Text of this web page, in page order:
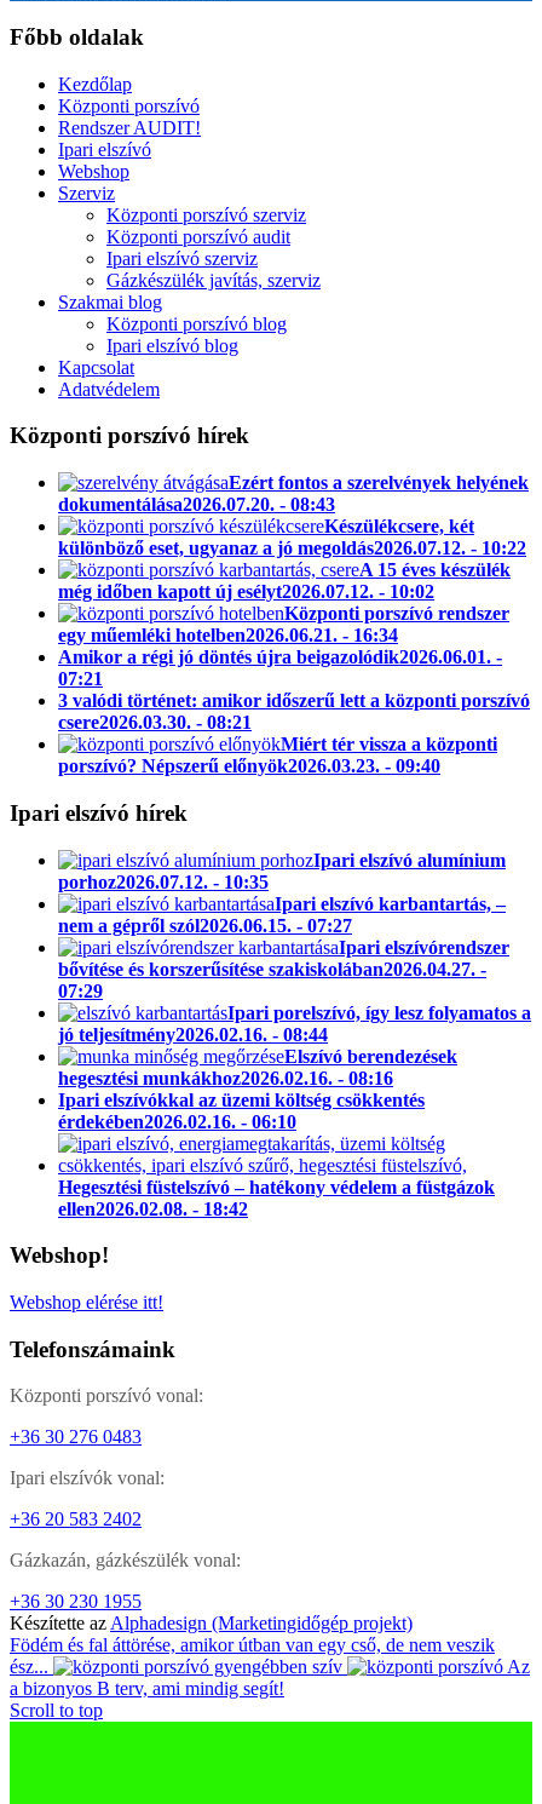
Főbb oldalak
Kezdőlap
Központi porszívó
Rendszer AUDIT!
Ipari elszívó
Webshop
Szerviz
Központi porszívó szerviz
Központi porszívó audit
Ipari elszívó szerviz
Gázkészülék javítás, szerviz
Szakmai blog
Központi porszívó blog
Ipari elszívó blog
Kapcsolat
Adatvédelem
Központi porszívó hírek
Ezért fontos a szerelvények helyének
dokumentálása2026.07.20. - 08:43
Készülékcsere, két
különböző eset, ugyanaz a jó megoldás2026.07.12. - 10:22
A 15 éves készülék
még időben kapott új esélyt2026.07.12. - 10:02
Központi porszívó rendszer
egy műemléki hotelben2026.06.21. - 16:34
Amikor a régi jó döntés újra beigazolódik2026.06.01. -
07:21
3 valódi történet: amikor időszerű lett a központi porszívó
csere2026.03.30. - 08:21
Miért tér vissza a központi
porszívó? Népszerű előnyök2026.03.23. - 09:40
Ipari elszívó hírek
Ipari elszívó alumínium
porhoz2026.07.12. - 10:35
Ipari elszívó karbantartás, –
nem a gépről szól2026.06.15. - 07:27
Ipari elszívórendszer
bővítése és korszerűsítése szakiskolában2026.04.27. -
07:29
Ipari porelszívó, így lesz folyamatos a
jó teljesítmény2026.02.16. - 08:44
Elszívó berendezések
hegesztési munkákhoz2026.02.16. - 08:16
Ipari elszívókkal az üzemi költség csökkentés
érdekében2026.02.16. - 06:10
Hegesztési füstelszívó – hatékony védelem a füstgázok
ellen2026.02.08. - 18:42
Webshop!
Webshop elérése itt!
Telefonszámaink
Központi porszívó vonal:
+36 30 276 0483
Ipari elszívók vonal:
+36 20 583 2402
Gázkazán, gázkészülék vonal:
+36 30 230 1955
Készítette azAlphadesign (Marketingidőgép projekt)
Födém és fal áttörése, amikor útban van egy cső, de nem veszik
ész...
Az
a bizonyos B terv, ami mindig segít!
Scroll to top